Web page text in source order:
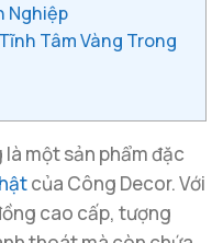
Nghiệp
Tâm Vàng Trong
là một sản phẩm đặc
của Công Decor. Với
cao cấp, tượng